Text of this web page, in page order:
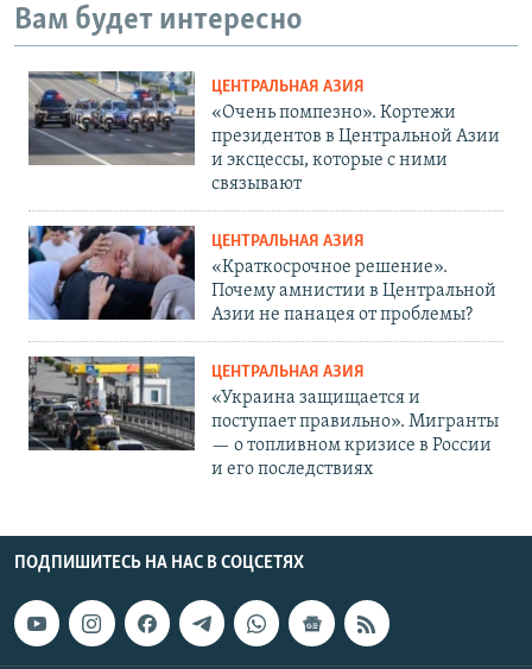
Вам будет интересно
ЦЕНТРАЛЬНАЯ АЗИЯ
«Очень помпезно». Кортежи
президентов в Центральной Азии
и эксцессы, которые с ними
связывают
ЦЕНТРАЛЬНАЯ АЗИЯ
«Краткосрочное решение».
Почему амнистии в Центральной
Азии не панацея от проблемы?
ЦЕНТРАЛЬНАЯ АЗИЯ
«Украина защищается и
поступает правильно». Мигранты
— о топливном кризисе в России
и его последствиях
ПОДПИШИТЕСЬ НА НАС В СОЦСЕТЯХ